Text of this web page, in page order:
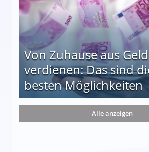
Von Zuhause aus Geld
verdienen: Das sind
besten Möglichkeiten
die 15 besten Möglichkeiten
Alle anzeigen